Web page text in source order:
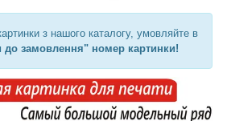
з нашого каталогу, умовляйте в
до замовлення" номер картинки!